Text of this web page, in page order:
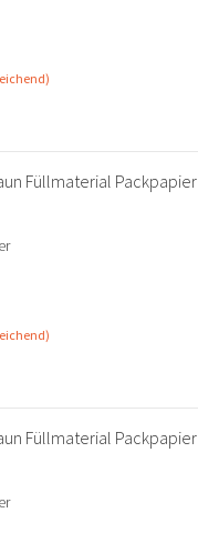
Füllmaterial Packpapier
Füllmaterial Packpapier